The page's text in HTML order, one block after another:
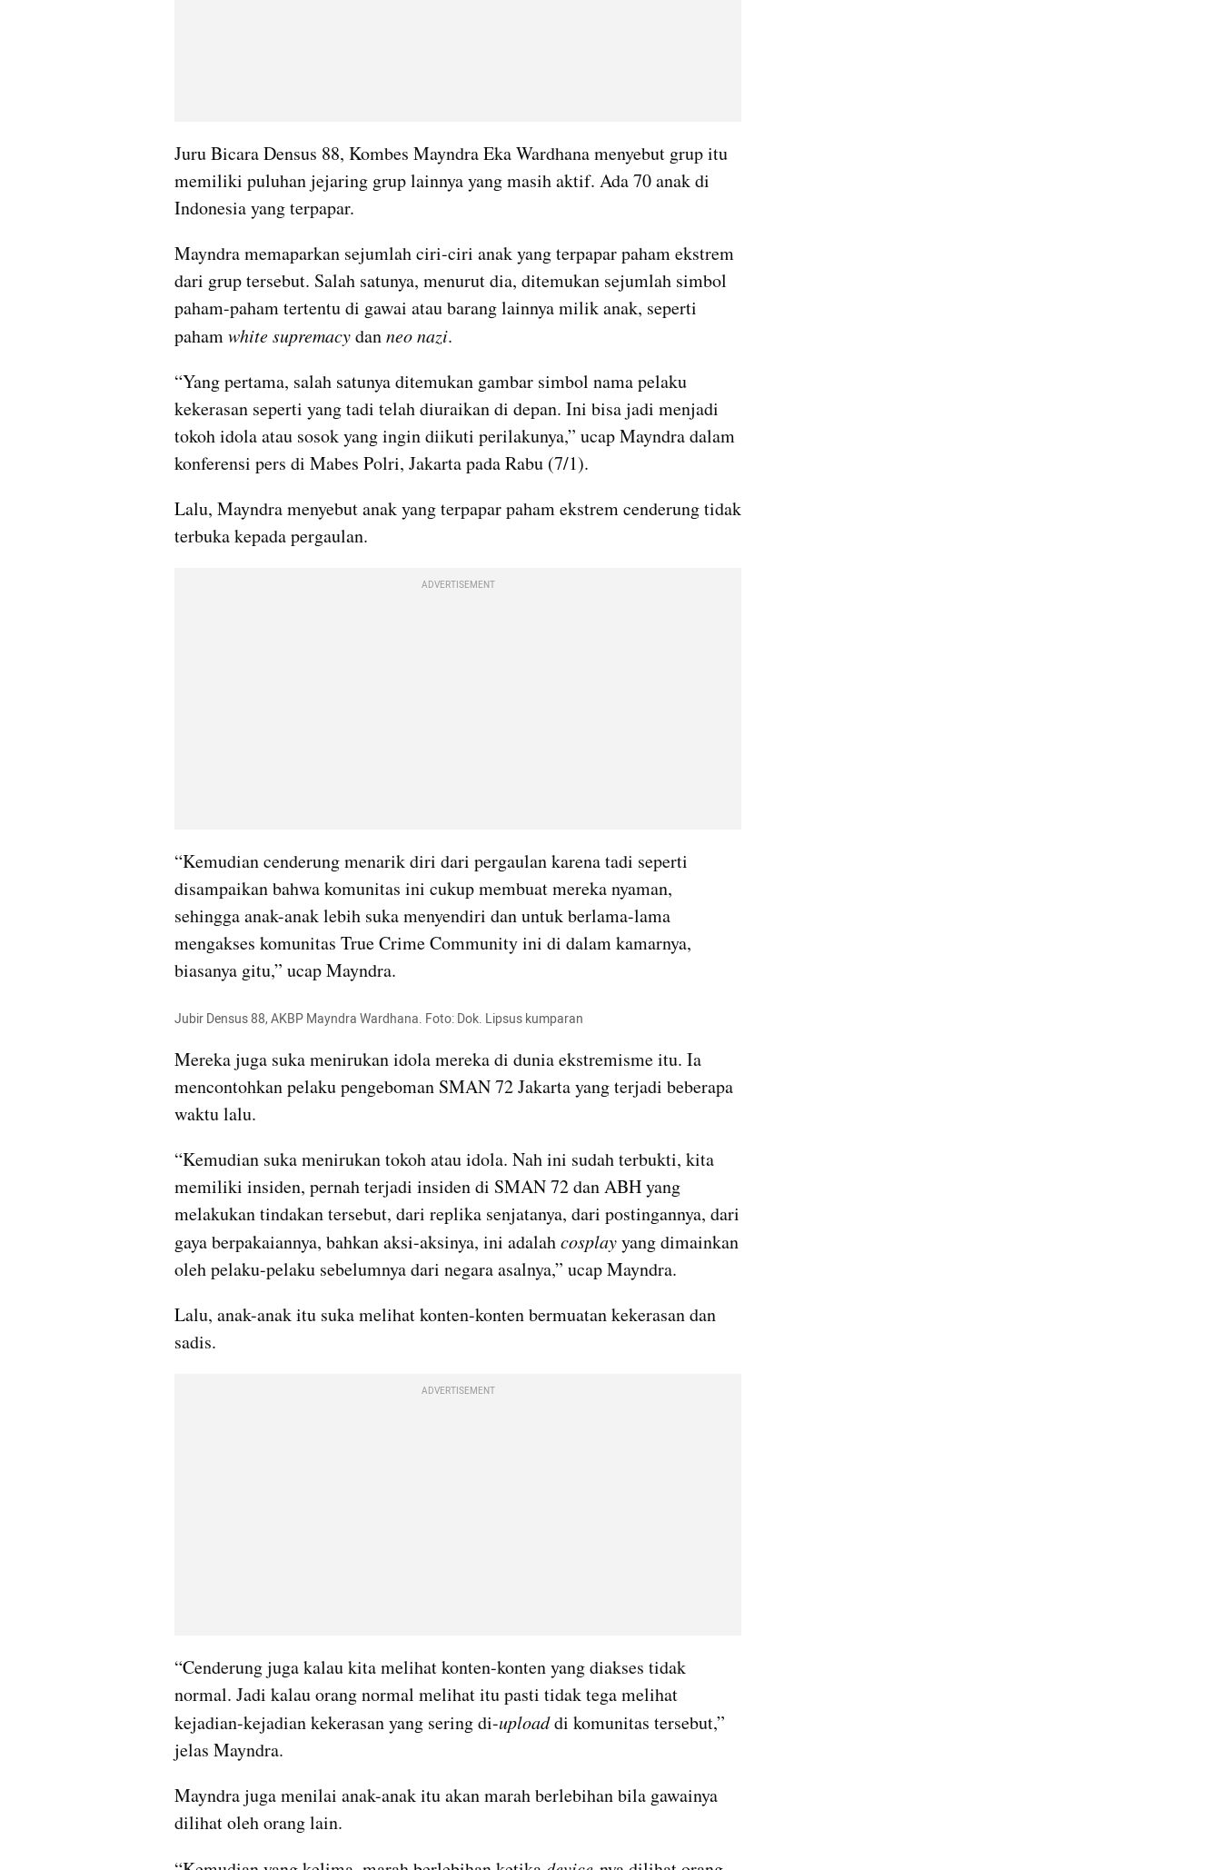
Juru Bicara Densus 88, Kombes Mayndra Eka Wardhana menyebut grup itu
memiliki puluhan jejaring grup lainnya yang masih aktif. Ada 70 anak di
Indonesia yang terpapar.
Mayndra memaparkan sejumlah ciri-ciri anak yang terpapar paham ekstrem
dari grup tersebut. Salah satunya, menurut dia, ditemukan sejumlah simbol
paham-paham tertentu di gawai atau barang lainnya milik anak, seperti
paham white supremacy dan neo nazi.
“Yang pertama, salah satunya ditemukan gambar simbol nama pelaku
kekerasan seperti yang tadi telah diuraikan di depan. Ini bisa jadi menjadi
tokoh idola atau sosok yang ingin diikuti perilakunya,” ucap Mayndra dalam
konferensi pers di Mabes Polri, Jakarta pada Rabu (7/1).
Lalu, Mayndra menyebut anak yang terpapar paham ekstrem cenderung tidak
terbuka kepada pergaulan.
ADVERTISEMENT
“Kemudian cenderung menarik diri dari pergaulan karena tadi seperti
disampaikan bahwa komunitas ini cukup membuat mereka nyaman,
sehingga anak-anak lebih suka menyendiri dan untuk berlama-lama
mengakses komunitas True Crime Community ini di dalam kamarnya,
biasanya gitu,” ucap Mayndra.
Jubir Densus 88, AKBP Mayndra Wardhana. Foto: Dok. Lipsus kumparan
Mereka juga suka menirukan idola mereka di dunia ekstremisme itu. Ia
mencontohkan pelaku pengeboman SMAN 72 Jakarta yang terjadi beberapa
waktu lalu.
“Kemudian suka menirukan tokoh atau idola. Nah ini sudah terbukti, kita
memiliki insiden, pernah terjadi insiden di SMAN 72 dan ABH yang
melakukan tindakan tersebut, dari replika senjatanya, dari postingannya, dari
gaya berpakaiannya, bahkan aksi-aksinya, ini adalah cosplay yang dimainkan
oleh pelaku-pelaku sebelumnya dari negara asalnya,” ucap Mayndra.
Lalu, anak-anak itu suka melihat konten-konten bermuatan kekerasan dan
sadis.
ADVERTISEMENT
“Cenderung juga kalau kita melihat konten-konten yang diakses tidak
normal. Jadi kalau orang normal melihat itu pasti tidak tega melihat
kejadian-kejadian kekerasan yang sering di-upload di komunitas tersebut,”
jelas Mayndra.
Mayndra juga menilai anak-anak itu akan marah berlebihan bila gawainya
dilihat oleh orang lain.